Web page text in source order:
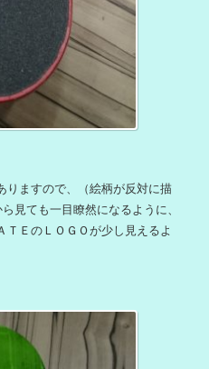
りますので、（絵柄が反対に描
見ても一目瞭然になるように、
ＴＥのＬＯＧＯが少し見えるよ